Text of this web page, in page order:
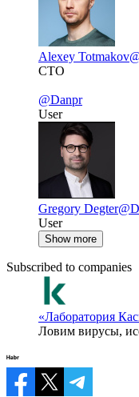
Alexey Totmakov
CTO
@Danpr
User
Gregory Degter
User
Show more
Subscribed to companies
«Лаборатория
Ловим вирусы,